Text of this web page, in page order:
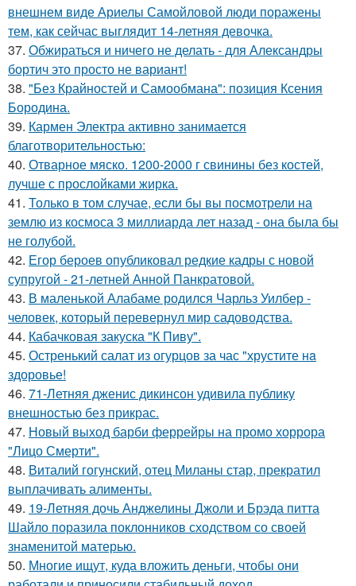
внешнем виде Ариелы Самойловой люди поражены
тем, как сейчас выглядит 14-летняя девочка.
37. Обжираться и ничего не делать - для Александры
бортич это просто не вариант!
38. "Без Крайностей и Самообмана": позиция Ксения
Бородина.
39. Кармен Электра активно занимается
благотворительностью:
40. Отварное мяско. 1200-2000 г свинины без костей,
лучше с прослойками жирка.
41. Только в том случае, если бы вы посмотрели на
землю из космоса 3 миллиарда лет назад - она была бы
не голубой.
42. Егор бероев опубликовал редкие кадры с новой
супругой - 21-летней Анной Панкратовой.
43. В маленькой Алабаме родился Чарльз Уилбер -
человек, который перевернул мир садоводства.
44. Кабачковая закуска "К Пиву".
45. Остренький салат из огурцов за час "хрустите нa
здоровье!
46. 71-Летняя дженис дикинсон удивила публику
внешностью без прикрас.
47. Новый выход барби феррейры на промо хоррора
"Лицо Смерти".
48. Виталий гогунский, отец Миланы стар, прекратил
выплачивать алименты.
49. 19-Летняя дочь Анджелины Джоли и Брэда питта
Шайло поразила поклонников сходством со своей
знаменитой матерью.
50. Многие ищут, куда вложить деньги, чтобы они